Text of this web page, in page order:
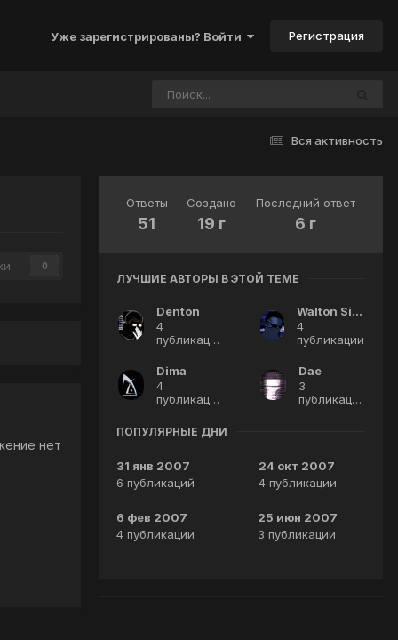
Уже зарегистрированы? Войти Регистрация
Вся активность
0
нет
Ответы
51
Создано
19 г
Последний ответ
6 г
ЛУЧШИЕ АВТОРЫ В ЭТОЙ ТЕМЕ
Denton
4
публикации
Walton Simons
4
публикации
Dima
4
публикации
Dae
3
публикации
ПОПУЛЯРНЫЕ ДНИ
31 янв 2007
6 публикаций
24 окт 2007
4 публикации
6 фев 2007
4 публикации
25 июн 2007
3 публикации